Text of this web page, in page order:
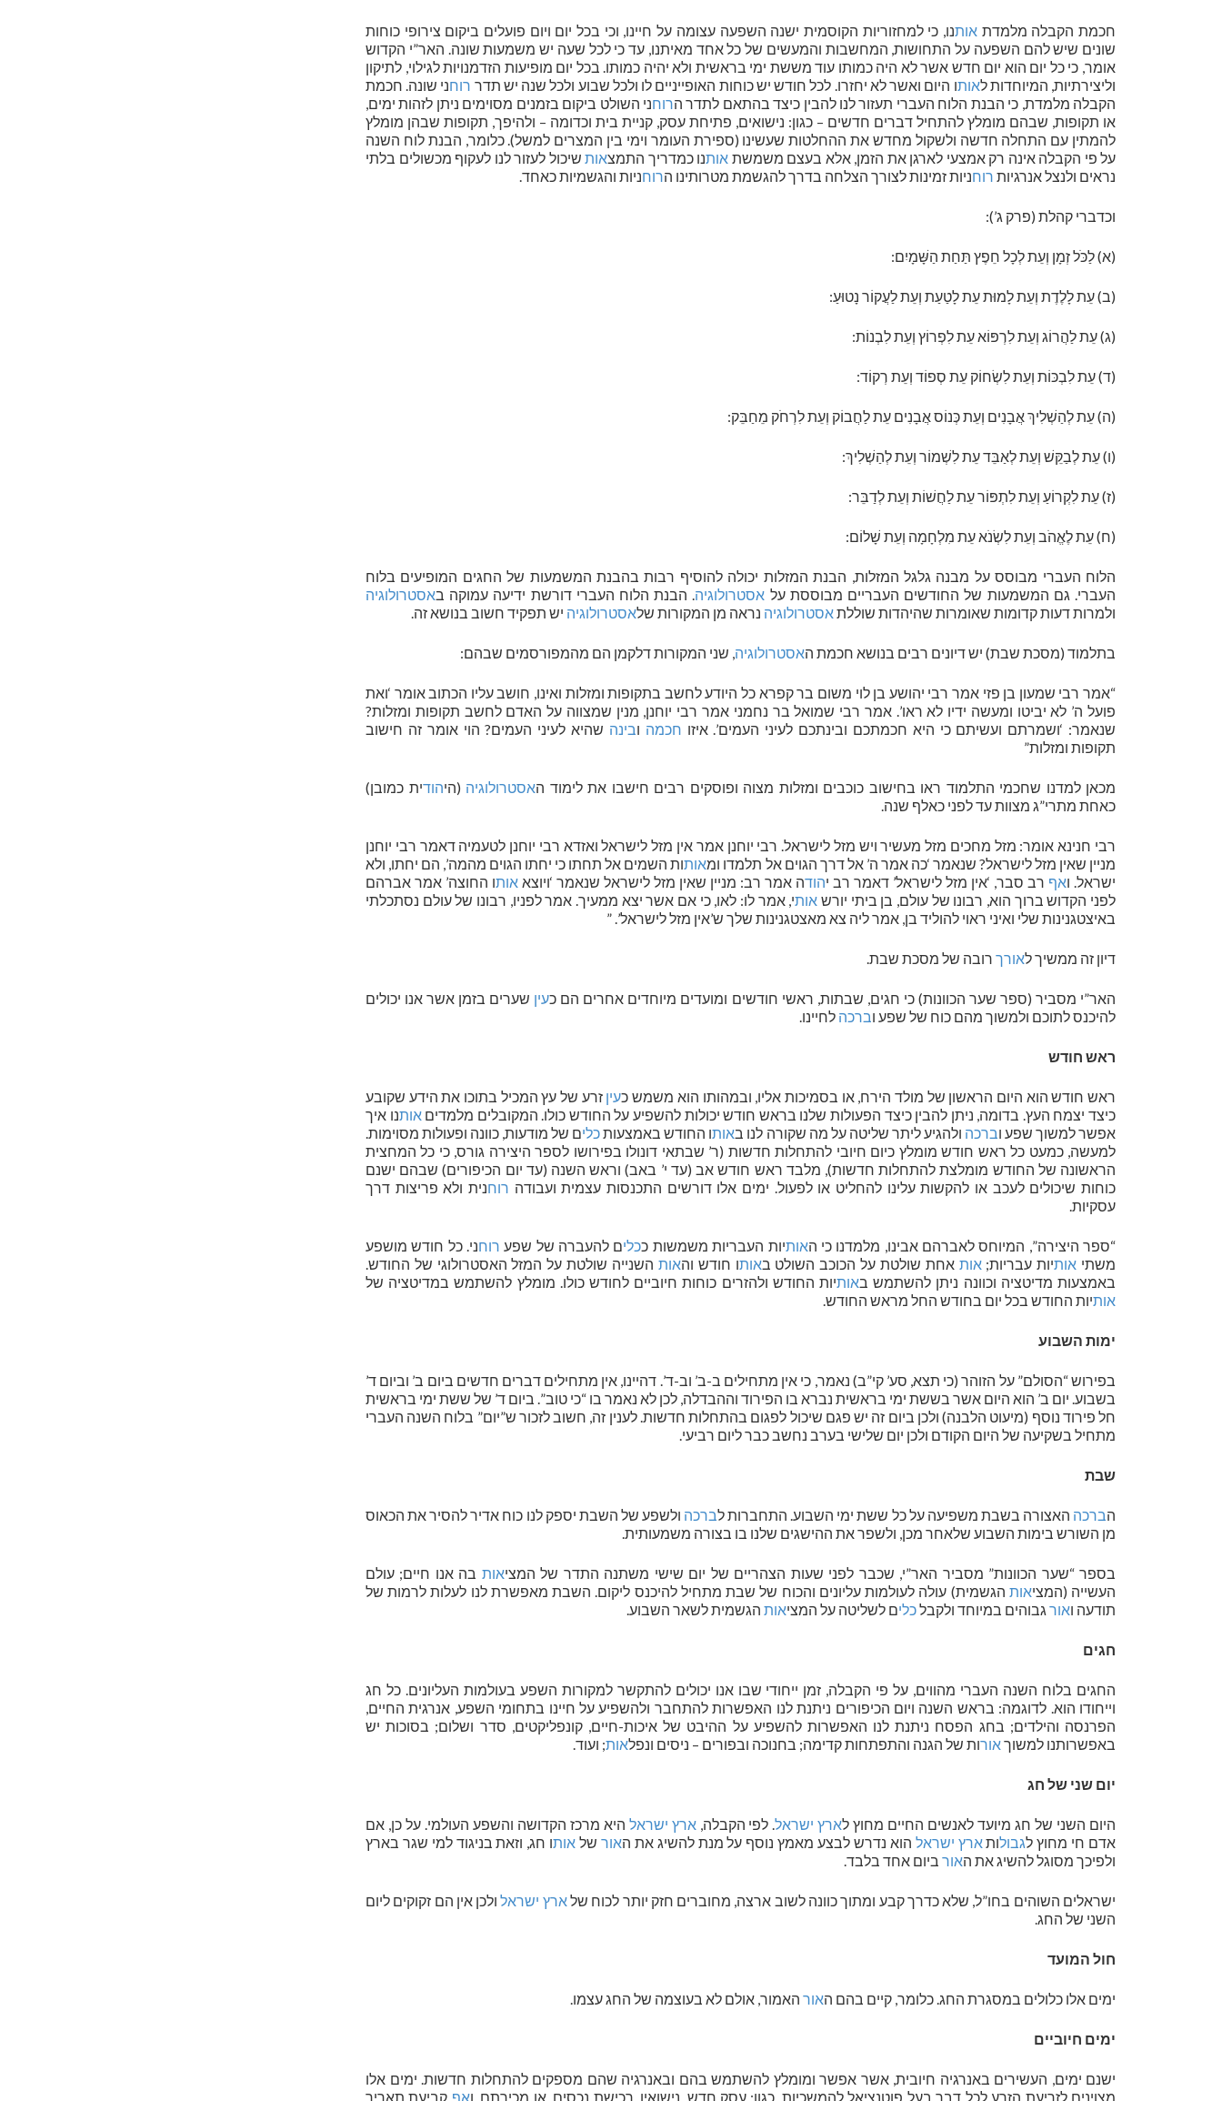
חכמת הקבלה מלמדתאותנו, כי למחזוריות הקוסמית ישנה השפעה עצומה על חיינו, וכי בכל יום ויום פועלים ביקום צירופי כוחות
שונים שיש להם השפעה על התחושות, המחשבות והמעשים של כל אחד מאיתנו, עד כי לכל שעה יש משמעות שונה. האר”י הקדוש
אומר, כי כל יום הוא יום חדש אשר לא היה כמותו עוד מששת ימי בראשית ולא יהיה כמותו. בכל יום מופיעות הזדמנויות לגילוי, לתיקון
וליצירתיות, המיוחדות לאותו היום ואשר לא יחזרו. לכל חודש יש כוחות האופייניים לו ולכל שבוע ולכל שנה יש תדר רוחני שונה. חכמת
הקבלה מלמדת, כי הבנת הלוח העברי תעזור לנו להבין כיצד בהתאם לתדר הרוחני השולט ביקום בזמנים מסוימים ניתן לזהות ימים,
או תקופות, שבהם מומלץ להתחיל דברים חדשים – כגון: נישואים, פתיחת עסק, קניית בית וכדומה – ולהיפך, תקופות שבהן מומלץ
להמתין עם התחלה חדשה ולשקול מחדש את ההחלטות שעשינו (ספירת העומר וימי בין המצרים למשל). כלומר, הבנת לוח השנה
על פי הקבלה אינה רק אמצעי לארגן את הזמן, אלא בעצם משמשת אותנו כמדריך התמצאות שיכול לעזור לנו לעקוף מכשולים בלתי
נראים ולנצל אנרגיות רוחניות זמינות לצורך הצלחה בדרך להגשמת מטרותינו הרוחניות והגשמיות כאחד.
וכדברי קהלת (פרק ג’):
(א) לַכֹּל זְמָן וְעֵת לְכָל חֵפֶץ תַּחַת הַשָּׁמָיִם:
(ב) עֵת לָלֶדֶת וְעֵת לָמוּת עֵת לָטַעַת וְעֵת לַעֲקוֹר נָטוּעַ:
(ג) עֵת לַהֲרוֹג וְעֵת לִרְפּוֹא עֵת לִפְרוֹץ וְעֵת לִבְנוֹת:
(ד) עֵת לִבְכּוֹת וְעֵת לִשְׂחוֹק עֵת סְפוֹד וְעֵת רְקוֹד:
(ה) עֵת לְהַשְׁלִיךְ אֲבָנִים וְעֵת כְּנוֹס אֲבָנִים עֵת לַחֲבוֹק וְעֵת לִרְחֹק מֵחַבֵּק:
(ו) עֵת לְבַקֵּשׁ וְעֵת לְאַבֵּד עֵת לִשְׁמוֹר וְעֵת לְהַשְׁלִיךְ:
(ז) עֵת לִקְרוֹעַ וְעֵת לִתְפּוֹר עֵת לַחֲשׁוֹת וְעֵת לְדַבֵּר:
(ח) עֵת לֶאֱהֹב וְעֵת לִשְׂנֹא עֵת מִלְחָמָה וְעֵת שָׁלוֹם:
הלוח העברי מבוסס על מבנה גלגל המזלות, הבנת המזלות יכולה להוסיף רבות בהבנת המשמעות של החגים המופיעים בלוח
העברי. גם המשמעות של החודשים העבריים מבוססת על אסטרולוגיה. הבנת הלוח העברי דורשת ידיעה עמוקה באסטרולוגיה
ולמרות דעות קדומות שאומרות שהיהדות שוללתאסטרולוגיה נראה מן המקורות שלאסטרולוגיה יש תפקיד חשוב בנושא זה.
בתלמוד (מסכת שבת) יש דיונים רבים בנושא חכמת האסטרולוגיה, שני המקורות דלקמן הם מהמפורסמים שבהם:
“אמר רבי שמעון בן פזי אמר רבי יהושע בן לוי משום בר קפרא כל היודע לחשב בתקופות ומזלות ואינו, חושב עליו הכתוב אומר ‘ואת
פועל ה’ לא יביטו ומעשה ידיו לא ראו’. אמר רבי שמואל בר נחמני אמר רבי יוחנן, מנין שמצווה על האדם לחשב תקופות ומזלות?
שנאמר: ‘ושמרתם ועשיתם כי היא חכמתכם ובינתכם לעיני העמים’. איזו חכמה ובינה שהיא לעיני העמים? הוי אומר זה חישוב
תקופות ומזלות”
מכאן למדנו שחכמי התלמוד ראו בחישוב כוכבים ומזלות מצוה ופוסקים רבים חישבו את לימוד האסטרולוגיה (היהודית כמובן)
כאחת מתרי”ג מצוות עד לפני כאלף שנה.
רבי חנינא אומר: מזל מחכים מזל מעשיר ויש מזל לישראל. רבי יוחנן אמר אין מזל לישראל ואזדא רבי יוחנן לטעמיה דאמר רבי יוחנן
מניין שאין מזל לישראל? שנאמר ‘כה אמר ה’ אל דרך הגוים אל תלמדו ומאותות השמים אל תחתו כי יחתו הגוים מהמה’, הם יחתו, ולא
ישראל. ואף רב סבר, ‘אין מזל לישראל’ דאמר רב יהודה אמר רב: מניין שאין מזל לישראל שנאמר ‘ויוצא אותו החוצה’ אמר אברהם
לפני הקדוש ברוך הוא, רבונו של עולם, בן ביתי יורש אותי, אמר לו: לאו, כי אם אשר יצא ממעיך. אמר לפניו, רבונו של עולם נסתכלתי
באיצטגנינות שלי ואיני ראוי להוליד בן, אמר ליה צא מאצטגנינות שלך ש’אין מזל לישראל’. ”
דיון זה ממשיך לאורך רובה של מסכת שבת.
האר”י מסביר (ספר שער הכוונות) כי חגים, שבתות, ראשי חודשים ומועדים מיוחדים אחרים הם כעין שערים בזמן אשר אנו יכולים
להיכנס לתוכם ולמשוך מהם כוח של שפע וברכה לחיינו.
ראש חודש
ראש חודש הוא היום הראשון של מולד הירח, או בסמיכות אליו, ובמהותו הוא משמש כעין זרע של עץ המכיל בתוכו את הידע שקובע
כיצד יצמח העץ. בדומה, ניתן להבין כיצד הפעולות שלנו בראש חודש יכולות להשפיע על החודש כולו. המקובלים מלמדיםאותנו איך
אפשר למשוך שפע וברכה ולהגיע ליתר שליטה על מה שקורה לנו באותו החודש באמצעותכלים של מודעות, כוונה ופעולות מסוימות.
למעשה, כמעט כל ראש חודש מומלץ כיום חיובי להתחלות חדשות (ר’ שבתאי דונולו בפירושו לספר היצירה גורס, כי כל המחצית
הראשונה של החודש מומלצת להתחלות חדשות), מלבד ראש חודש אב (עד י’ באב) וראש השנה (עד יום הכיפורים) שבהם ישנם
כוחות שיכולים לעכב או להקשות עלינו להחליט או לפעול. ימים אלו דורשים התכנסות עצמית ועבודה רוחנית ולא פריצות דרך
עסקיות.
“ספר היצירה”, המיוחס לאברהם אבינו, מלמדנו כי האותיות העבריות משמשות ככלים להעברה של שפע רוחני. כל חודש מושפע
משתי אותיות עבריות;אות אחת שולטת על הכוכב השולט באותו חודש והאות השנייה שולטת על המזל האסטרולוגי של החודש.
באמצעות מדיטציה וכוונה ניתן להשתמש באותיות החודש ולהזרים כוחות חיוביים לחודש כולו. מומלץ להשתמש במדיטציה של
אותיות החודש בכל יום בחודש החל מראש החודש.
ימות השבוע
בפירוש “הסולם” על הזוהר (כי תצא, סע’ קי”ב) נאמר, כי אין מתחילים ב-ב’ וב-ד’. דהיינו, אין מתחילים דברים חדשים ביום ב’ וביום ד’
בשבוע. יום ב’ הוא היום אשר בששת ימי בראשית נברא בו הפירוד וההבדלה, לכן לא נאמר בו “כי טוב”. ביום ד’ של ששת ימי בראשית
חל פירוד נוסף (מיעוט הלבנה) ולכן ביום זה יש פגם שיכול לפגום בהתחלות חדשות. לענין זה, חשוב לזכור ש”יום” בלוח השנה העברי
מתחיל בשקיעה של היום הקודם ולכן יום שלישי בערב נחשב כבר ליום רביעי.
שבת
הברכה האצורה בשבת משפיעה על כל ששת ימי השבוע. התחברות לברכה ולשפע של השבת יספק לנו כוח אדיר להסיר את הכאוס
מן השורש בימות השבוע שלאחר מכן, ולשפר את ההישגים שלנו בו בצורה משמעותית.
בספר “שער הכוונות” מסביר האר”י, שכבר לפני שעות הצהריים של יום שישי משתנה התדר של המציאות בה אנו חיים; עולם
העשייה (המציאות הגשמית) עולה לעולמות עליונים והכוח של שבת מתחיל להיכנס ליקום. השבת מאפשרת לנו לעלות לרמות של
תודעה ואור גבוהים במיוחד ולקבלכלים לשליטה על המציאות הגשמית לשאר השבוע.
חגים
החגים בלוח השנה העברי מהווים, על פי הקבלה, זמן ייחודי שבו אנו יכולים להתקשר למקורות השפע בעולמות העליונים. כל חג
וייחודו הוא. לדוגמה: בראש השנה ויום הכיפורים ניתנת לנו האפשרות להתחבר ולהשפיע על חיינו בתחומי השפע, אנרגית החיים,
הפרנסה והילדים; בחג הפסח ניתנת לנו האפשרות להשפיע על ההיבט של איכות-חיים, קונפליקטים, סדר ושלום; בסוכות יש
באפשרותנו למשוךאורות של הגנה והתפתחות קדימה; בחנוכה ובפורים – ניסים ונפלאות; ועוד.
יום שני של חג
היום השני של חג מיועד לאנשים החיים מחוץ לארץ ישראל. לפי הקבלה,ארץ ישראל היא מרכז הקדושה והשפע העולמי. על כן, אם
אדם חי מחוץ לגבולותארץ ישראל הוא נדרש לבצע מאמץ נוסף על מנת להשיג את האור של אותו חג, וזאת בניגוד למי שגר בארץ
ולפיכך מסוגל להשיג את האור ביום אחד בלבד.
ישראלים השוהים בחו”ל, שלא כדרך קבע ומתוך כוונה לשוב ארצה, מחוברים חזק יותר לכוח שלארץ ישראלולכן אין הם זקוקים ליום
השני של החג.
חול המועד
ימים אלו כלולים במסגרת החג. כלומר, קיים בהם האור האמור, אולם לא בעוצמה של החג עצמו.
ימים חיוביים
ישנם ימים, העשירים באנרגיה חיובית, אשר אפשר ומומלץ להשתמש בהם ובאנרגיה שהם מספקים להתחלות חדשות. ימים אלו
מצוינים לזריעת הזרע לכל דבר בעל פוטנציאל להמשכיות, כגון: עסק חדש, נישואין, רכישת נכסים, או מכירתם, ואף קביעת תאריך